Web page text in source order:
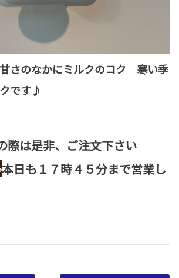
さのなかにミルクのコク 寒い季
です♪
際は是非、ご注文下さい
本日も１７時４５分まで営業し